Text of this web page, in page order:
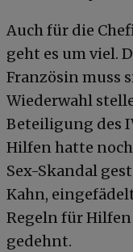
Auch für die
geht es um viel.
Französin muss
Wiederwahl
Beteiligung des
Hilfen hatte
Sex-Skandal
Kahn,
Regeln für
gedehnt.